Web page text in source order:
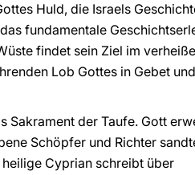
Huld, die Israels
fundamentale
findet sein Ziel im
Lob Gottes in Gebet
Sakrament der Taufe. Gott
Schöpfer und Richter
Cyprian schreibt über